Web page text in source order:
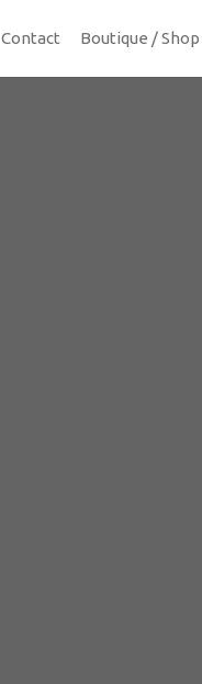
Contact Boutique / Shop